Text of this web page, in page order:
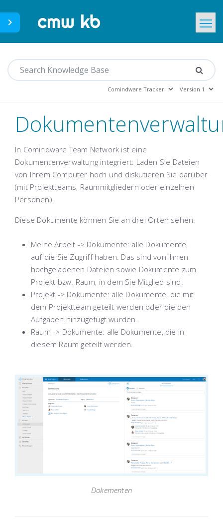
In Comindware Team Network ist eine
Dokumentenverwaltung integriert: Laden Sie Dateien
von Ihrem Computer hoch und diskutieren Sie darüber
(mit Projektteams, Raummitgliedern oder einzelnen
Personen).
Diese Dokumente können Sie an drei Orten sehen:
Meine Arbeit -> Dokumente: alle Dokumente,
auf die Sie Zugriff haben. Das sind von Ihnen
hochgeladenen Dateien sowie Dokumente zum
Projekt bzw. Raum, in dem Sie Mitglied sind.
Projekt -> Dokumente: alle Dokumente, die mit
dem Projektteam geteilt werden oder die den
Aufgaben hinzugefügt wurden.
Raum -> Dokumente: alle Dokumente, die in
diesem Raum geteilt werden.
Dokementen